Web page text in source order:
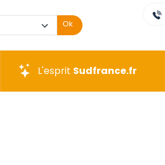
Ok
L'esprit Sudfrance.fr